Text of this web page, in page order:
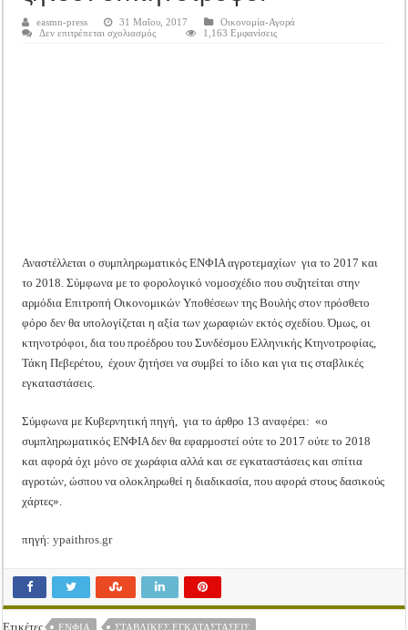
Tακτική Γενική Συνέλευση του Αγροτικού Συνεταιρισμού Μεσολογγίου-
Η περίοδος συγκομιδής της Ελιάς ξεκίνησε…με Μεγάλες Προσφορές!!
easmn-press 31 Μαΐου, 2017
Οικονομία-Αγορά
Δεν επιτρέπεται σχολιασμόςστο
1,163 Εμφανίσεις
Αναστέλλεται ο συμπληρωματικός ΕΝΦΙΑ αγροτεμαχίων για το 2017 και
το 2018. Σύμφωνα με το φορολογικό νομοσχέδιο που συζητείται στην
αρμόδια Επιτροπή Οικονομικών Υποθέσεων της Βουλής στον πρόσθετο
φόρο δεν θα υπολογίζεται η αξία των χωραφιών εκτός σχεδίου. Όμως, οι
κτηνοτρόφοι, δια του προέδρου του Συνδέσμου Ελληνικής Κτηνοτροφίας,
Τάκη Πεβερέτου, έχουν ζητήσει να συμβεί το ίδιο και για τις σταβλικές
εγκαταστάσεις.
Σύμφωνα με Κυβερνητική πηγή, για το άρθρο 13 αναφέρει: «ο
συμπληρωματικός ΕΝΦΙΑ δεν θα εφαρμοστεί ούτε το 2017 ούτε το 2018
και αφορά όχι μόνο σε χωράφια αλλά και σε εγκαταστάσεις και σπίτια
αγροτών, ώσπου να ολοκληρωθεί η διαδικασία, που αφορά στους δασικούς
χάρτες».
πηγή:ypaithros.gr
Ετικέτες ΕΝΦΙΑ ΣΤΑΒΛΙΚΈΣ ΕΓΚΑΤΑΣΤΆΣΕΙΣ